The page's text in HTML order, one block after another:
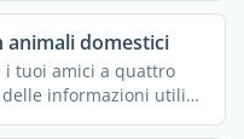
animali domestici
i tuoi amici a quattro
informazioni utili